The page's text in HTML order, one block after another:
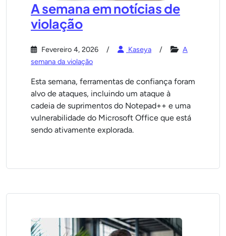
A semana em notícias de
violação
Fevereiro 4, 2026 Kaseya
A
semana da violação
Esta semana, ferramentas de confiança foram
alvo de ataques, incluindo um ataque à
cadeia de suprimentos do Notepad++ e uma
vulnerabilidade do Microsoft Office que está
sendo ativamente explorada.